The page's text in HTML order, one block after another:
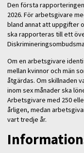
Den första
2026. För arbetsgivare
bland annat att uppgifter
ska rapporteras till ett
Om en arbetsgivare
mellan kvinnor och män
åtgärdas. Om skillnaden
inom sex månader ska
Arbetsgivare med 250
årligen, medan
vart tredje år.